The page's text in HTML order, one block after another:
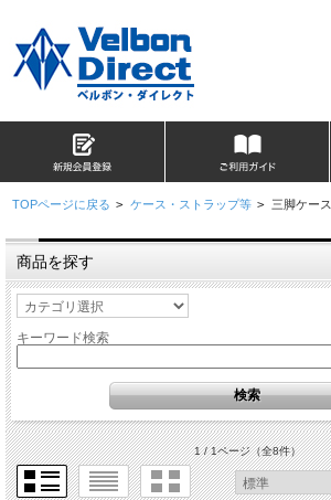
TOPページに戻る > ケース・ストラップ等 > 三脚ケー
商品を探す
キーワード検索
1 / 1ページ（全8件）